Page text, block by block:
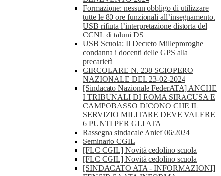
Formazione: nessun obbligo di utilizzare
tutte le 80 ore funzionali all’insegnamento.
USB rifiuta l’interpretazione distorta del
CCNL di taluni DS
USB Scuola: Il Decreto Milleproroghe
condanna i docenti delle GPS alla
precarietà
CIRCOLARE N. 238 SCIOPERO
NAZIONALE DEL 23-02-2024
[Sindacato Nazionale FederATA] ANCHE
I TRIBUNALI DI ROMA SIRACUSA E
CAMPOBASSO DICONO CHE IL
SERVIZIO MILITARE DEVE VALERE
6 PUNTI PER GLI ATA
Rassegna sindacale Anief 06/2024
Seminario CGIL
[FLC CGIL] Novità cedolino scuola
[FLC CGIL] Novità cedolino scuola
[SINDACATO ATA - INFORMAZIONI]